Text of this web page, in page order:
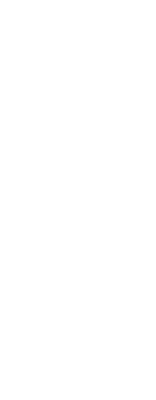
brava Calabria